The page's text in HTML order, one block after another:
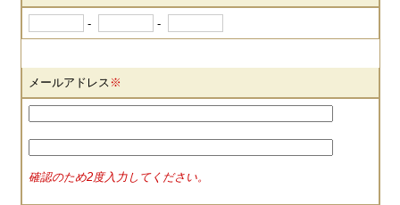
- -
メールアドレス ※
確認のため2度入力してください。